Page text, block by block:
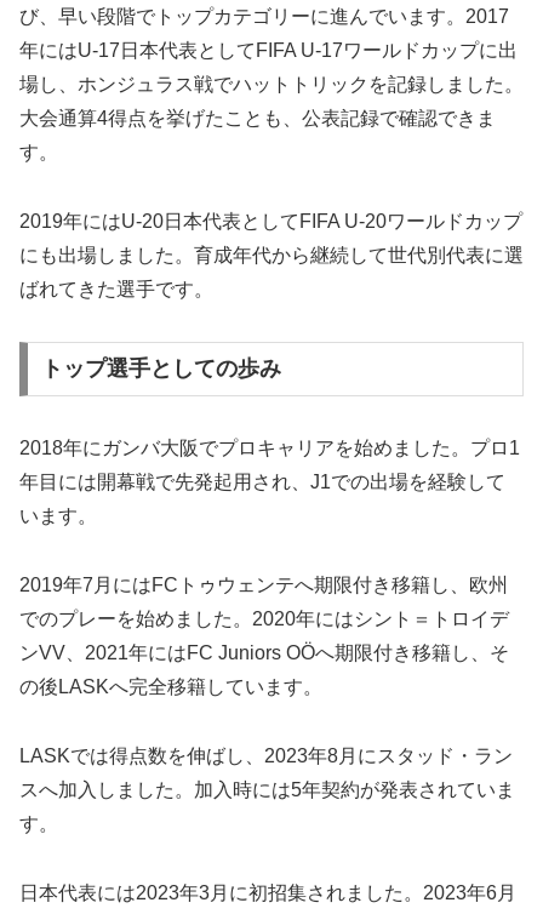
び、早い段階でトップカテゴリーに進んでいます。2017
年にはU-17日本代表としてFIFA U-17ワールドカップに出
場し、ホンジュラス戦でハットトリックを記録しました。
大会通算4得点を挙げたことも、公表記録で確認できま
す。
2019年にはU-20日本代表としてFIFA U-20ワールドカップ
にも出場しました。育成年代から継続して世代別代表に選
ばれてきた選手です。
トップ選手としての歩み
2018年にガンバ大阪でプロキャリアを始めました。プロ1
年目には開幕戦で先発起用され、J1での出場を経験して
います。
2019年7月にはFCトゥウェンテへ期限付き移籍し、欧州
でのプレーを始めました。2020年にはシント＝トロイデ
ンVV、2021年にはFC Juniors OÖへ期限付き移籍し、そ
の後LASKへ完全移籍しています。
LASKでは得点数を伸ばし、2023年8月にスタッド・ラン
スへ加入しました。加入時には5年契約が発表されていま
す。
日本代表には2023年3月に初招集されました。2023年6月